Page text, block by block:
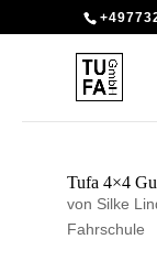
Tufa 4×4
von Silke
Fahrschule